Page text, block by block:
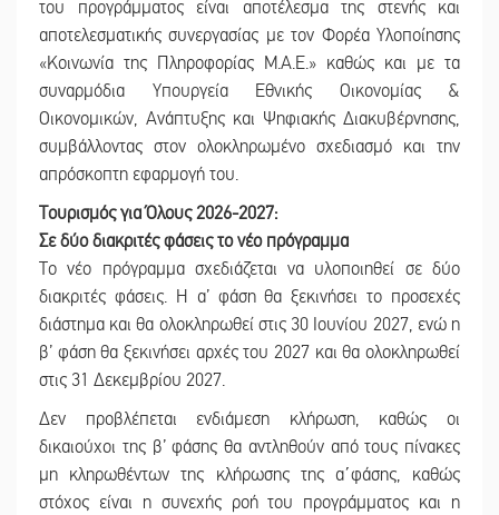
του προγράμματος είναι αποτέλεσμα της στενής και
αποτελεσματικής συνεργασίας με τον Φορέα Υλοποίησης
«Κοινωνία της Πληροφορίας Μ.Α.Ε.» καθώς και με τα
συναρμόδια Υπουργεία Εθνικής Οικονομίας &
Οικονομικών, Ανάπτυξης και Ψηφιακής Διακυβέρνησης,
συμβάλλοντας στον ολοκληρωμένο σχεδιασμό και την
απρόσκοπτη εφαρμογή του.
Τουρισμός για Όλους 2026-2027:
Σε δύο διακριτές φάσεις το νέο πρόγραμμα
Το νέο πρόγραμμα σχεδιάζεται να υλοποιηθεί σε δύο
διακριτές φάσεις. Η α’ φάση θα ξεκινήσει το προσεχές
διάστημα και θα ολοκληρωθεί στις 30 Ιουνίου 2027, ενώ η
β’ φάση θα ξεκινήσει αρχές του 2027 και θα ολοκληρωθεί
στις 31 Δεκεμβρίου 2027.
Δεν προβλέπεται ενδιάμεση κλήρωση, καθώς οι
δικαιούχοι της β’ φάσης θα αντληθούν από τους πίνακες
μη κληρωθέντων της κλήρωσης της α΄φάσης, καθώς
στόχος είναι η συνεχής ροή του προγράμματος και η